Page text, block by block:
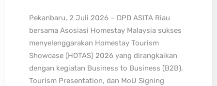
Pekanbaru, 2 Juli 2026 – DPD ASITA Riau
bersama Asosiasi Homestay Malaysia sukses
menyelenggarakan Homestay Tourism
Showcase (HOTAS) 2026 yang dirangkaikan
dengan kegiatan Business to Business (B2B),
Tourism Presentation, dan MoU Signing